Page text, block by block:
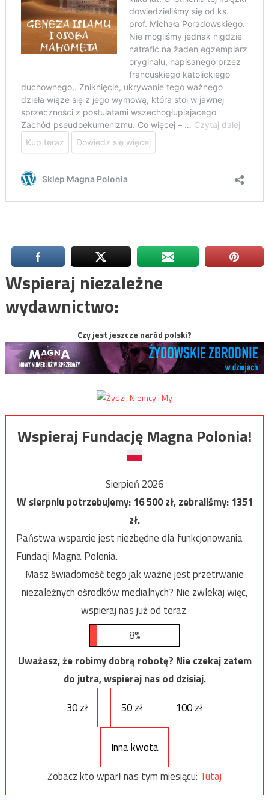
Wspieraj niezależne
wydawnictwo:
Czy jest jeszcze naród polski?
Wspieraj Fundację Magna Polonia!
Sierpień 2026
W sierpniu potrzebujemy:16 500zł, zebraliśmy:1351
zł.
Państwa wsparcie jest niezbędne dla funkcjonowania
Fundacji Magna Polonia.
Masz świadomość tego jak ważne jest przetrwanie
niezależnych ośrodków medialnych? Nie zwlekaj więc,
wspieraj nas już od teraz.
8%
Uważasz, że robimy dobrą robotę? Nie czekaj zatem
do jutra, wspieraj nas od dzisiaj.
30 zł
50 zł 100 zł
Inna kwota
Zobacz kto wparł nas tym miesiącu: Tutaj